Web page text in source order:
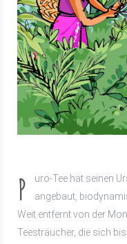
P
uro-Tee hat seinen
angebaut,
Weit entfernt von der
Teesträucher, die sich